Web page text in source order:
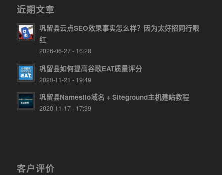
近期文章
巩留县云点SEO效果事实怎么样？因为太好招同行眼
红
2026-06-27 - 16:28
巩留县如何提高谷歌EAT质量评分
2020-11-21 - 19:49
巩留县Namesilo域名 + Siteground主机建站教程
2020-11-17 - 17:39
客户评价